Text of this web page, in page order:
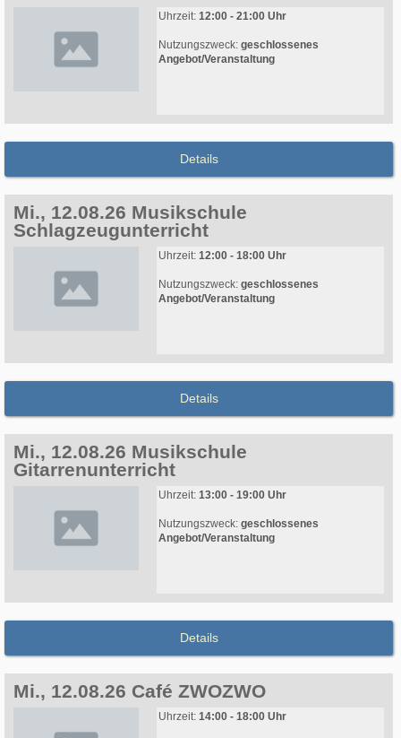
Uhrzeit: 12:00 - 21:00 Uhr
Nutzungszweck: geschlossenes
Angebot/Veranstaltung
Details
Mi., 12.08.26 Musikschule
Schlagzeugunterricht
Uhrzeit: 12:00 - 18:00 Uhr
Nutzungszweck: geschlossenes
Angebot/Veranstaltung
Details
Mi., 12.08.26 Musikschule
Gitarrenunterricht
Uhrzeit: 13:00 - 19:00 Uhr
Nutzungszweck: geschlossenes
Angebot/Veranstaltung
Details
Mi., 12.08.26 Café ZWOZWO
Uhrzeit: 14:00 - 18:00 Uhr